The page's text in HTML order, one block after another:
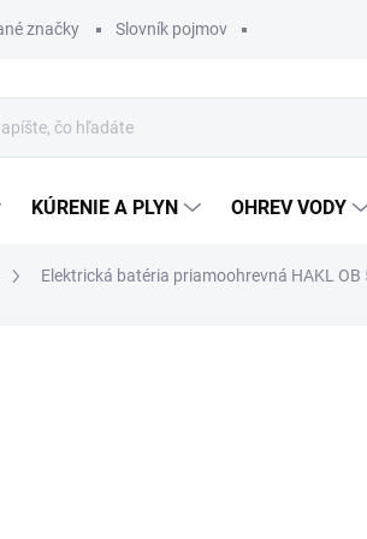
značky Slovník pojmov
KÚRENIE A PLYN OHREV VODY
Elektrická batéria priamoohrevná HAKL